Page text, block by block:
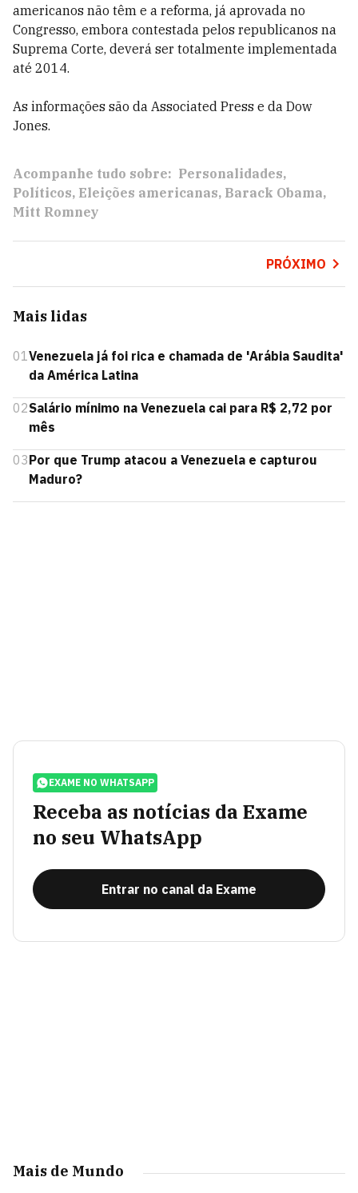
americanos não têm e a reforma, já aprovada no
Congresso, embora contestada pelos republicanos na
Suprema Corte, deverá ser totalmente implementada
até 2014.
As informações são da Associated Press e da Dow
Jones.
Acompanhe tudo sobre: Personalidades
Políticos Eleições americanas Barack Obama
Mitt Romney
PRÓXIMO
Mais lidas
01Venezuela já foi rica e chamada de 'Arábia Saudita'
da América Latina
02Salário mínimo na Venezuela cai para R$ 2,72 por
mês
03Por que Trump atacou a Venezuela e capturou
Maduro?
EXAME NO WHATSAPP
Receba as notícias da Exame
no seu WhatsApp
Entrar no canal da Exame
Mais de Mundo